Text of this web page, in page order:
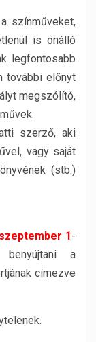
színműveket,
is önálló
legfontosabb
további előnyt
megszólító,
szerző, aki
vagy saját
(stb.)
1-
a
címezve